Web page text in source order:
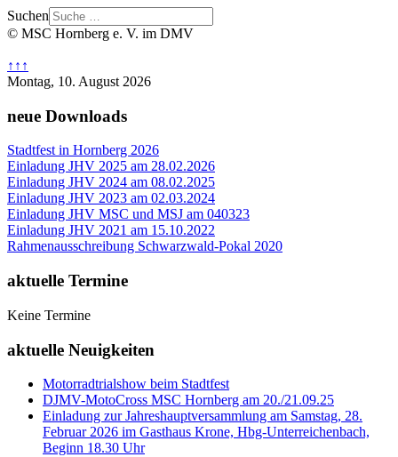
Suchen
© MSC Hornberg e. V. im DMV
↑↑↑
Montag, 10. August 2026
neue Downloads
Stadtfest in Hornberg 2026
Einladung JHV 2025 am 28.02.2026
Einladung JHV 2024 am 08.02.2025
Einladung JHV 2023 am 02.03.2024
Einladung JHV MSC und MSJ am 040323
Einladung JHV 2021 am 15.10.2022
Rahmenausschreibung Schwarzwald-Pokal 2020
aktuelle Termine
Keine Termine
aktuelle Neuigkeiten
Motorradtrialshow beim Stadtfest
DJMV-MotoCross MSC Hornberg am 20./21.09.25
Einladung zur Jahreshauptversammlung am Samstag, 28.
Februar 2026 im Gasthaus Krone, Hbg-Unterreichenbach,
Beginn 18.30 Uhr